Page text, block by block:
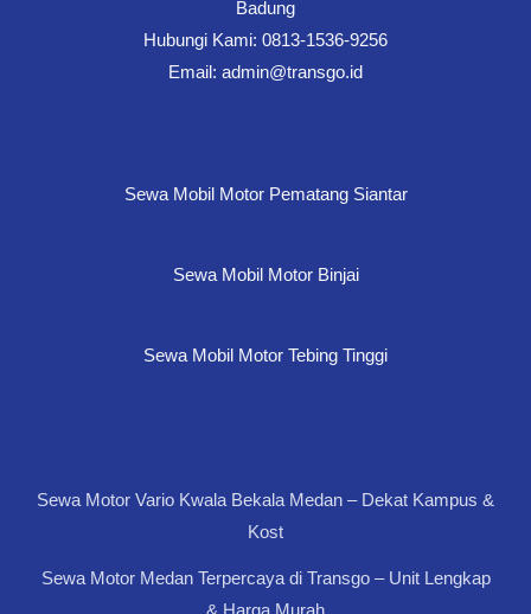
Badung
Hubungi Kami: 0813-1536-9256
Email: admin@transgo.id
Sewa Mobil Motor Pematang Siantar
Sewa Mobil Motor Binjai
Sewa Mobil Motor Tebing Tinggi
Sewa Motor Vario Kwala Bekala Medan – Dekat Kampus &
Kost
Sewa Motor Medan Terpercaya di Transgo – Unit Lengkap